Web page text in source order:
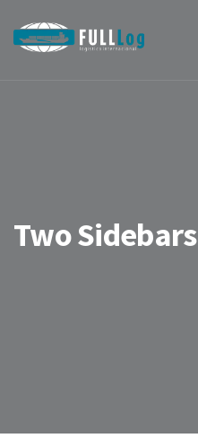
Two Sidebars